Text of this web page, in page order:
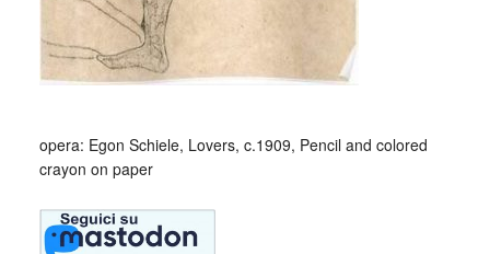
opera: Egon Schiele, Lovers, c.1909, Pencil and colored
crayon on paper